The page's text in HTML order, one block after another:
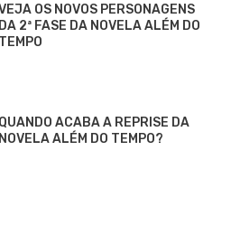
OS NOVOS PERSONAGENS
DA 2ª FASE DA NOVELA ALÉM DO
TEMPO
QUANDO ACABA A REPRISE DA
NOVELA ALÉM DO TEMPO?